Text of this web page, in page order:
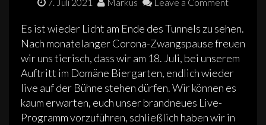
Es ist wieder Licht am Ende des Tunnels zu sehen.
Nach monatelanger Corona-Zwangspause freuen
wir uns tierisch, dass wir am 18. Juli, bei unserem
Auftritt im Domäne Biergarten, endlich wieder
live auf der Bühne stehen dürfen. Wir können es
kaum erwarten, euch unser brandneues Live-
Programm vorzuführen, schließlich haben wir in